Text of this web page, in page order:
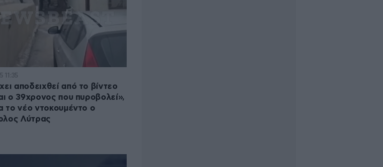
11:35
αποδειχθεί από το βίντεο
ο 39χρονος που πυροβολεί»,
το νέο ντοκουμέντο ο
Λύτρας